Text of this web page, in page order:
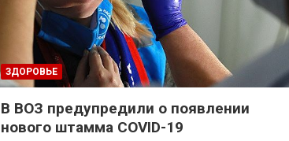
ЗДОРОВЬЕ
В ВОЗ предупредили о появлении
нового штамма COVID-19